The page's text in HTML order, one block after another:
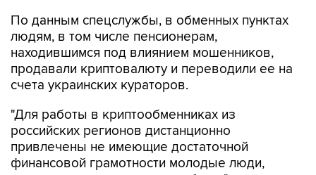
находившимся под влиянием мошенников,
продавали криптовалюту и переводили ее на
счета украинских кураторов.
"Для работы в криптообменниках из
привлечены не имеющие достаточной
финансовой грамотности молодые люди,
стремящиеся к легкому заработку", - отметили
в ФСБ.